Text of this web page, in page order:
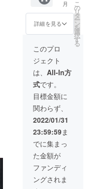
す。」
料（日
本国内
限定）
【内
容】 ・
GEAR1
×2 ・
HYROP
E ×2
「本製
品は電
波法に
基づく
「技術
基準適
合証
明」を
取得し
ており
ま
す。」
月
詳細を見る
こ
の
リ
タ
ー
ン
を
選
択
す
る
このプロ
ジェクト
は、 All-In方
式です。
目標金額に
関わらず、
2022/01/31
23:59:59ま
でに集まっ
た金額が
ファンディ
ングされま